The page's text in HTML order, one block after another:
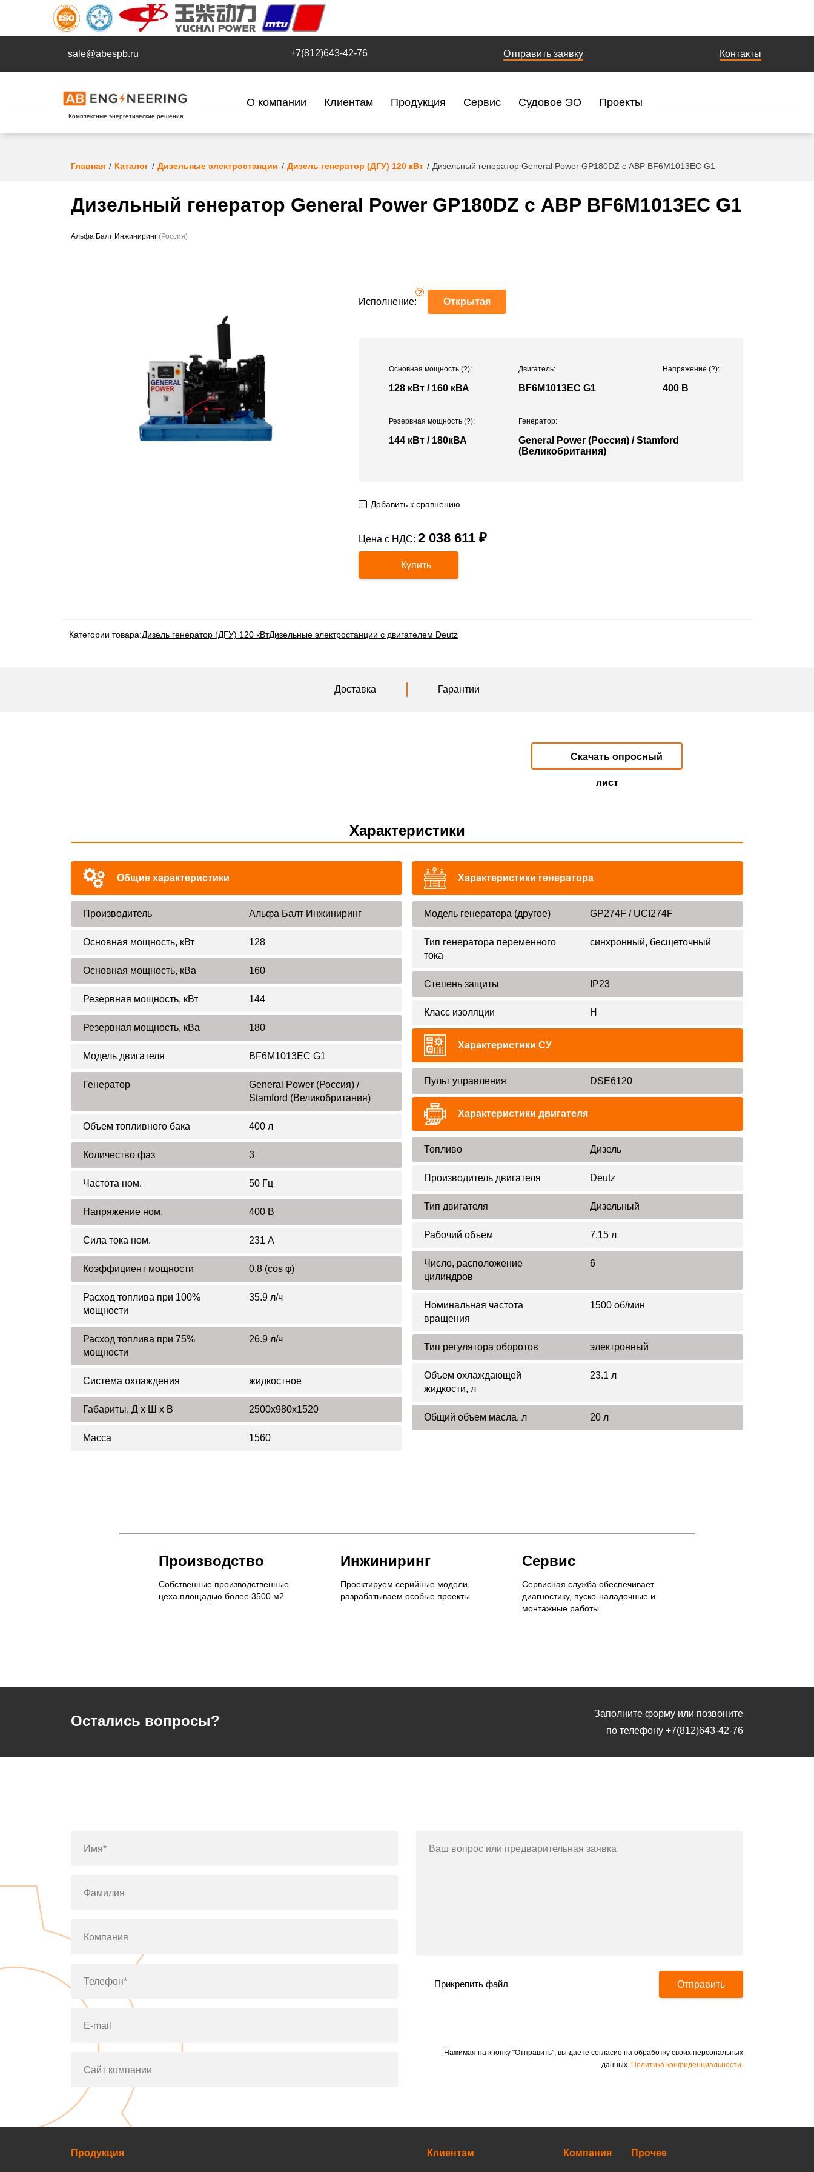
sale@abespb.ru +7(812)643-42-76 Отправить заявку Контакты
Комплексные энергетические решения
О компании Клиентам Продукция Сервис Судовое ЭО Проекты
Главная Каталог Дизельные электростанции Дизель генератор (ДГУ) 120 кВт Дизельный генератор General Power GP180DZ с АВР BF6M1013EC G1
Дизельный генератор General Power GP180DZ с АВР BF6M1013EC G1
Альфа Балт Инжиниринг (Россия)
Исполнение:
?
Открытая
Основная мощность (?):
128 кВт / 160 кВА
Двигатель:
BF6M1013EC G1
Напряжение(?):
400 В
Резервная мощность (?):
144 кВт / 180кВА
Генератор:
General Power (Россия) / Stamford
(Великобритания)
Добавить к сравнению
Цена с НДС: 2 038 611 ₽
Купить
Категории товара:Дизель генератор (ДГУ) 120 кВтДизельные электростанции с двигателем Deutz
Доставка Гарантии
Скачать опросный
лист
Характеристики
Общие характеристики
Производитель Альфа Балт Инжиниринг
Основная мощность, кВт 128
Основная мощность, кВа 160
Резервная мощность, кВт 144
Резервная мощность, кВа 180
Модель двигателя BF6M1013EC G1
Генератор
General Power (Россия) /
Stamford (Великобритания)
Объем топливного бака 400 л
Количество фаз 3
Частота ном. 50 Гц
Напряжение ном. 400 В
Сила тока ном. 231 А
Коэффициент мощности 0.8 (cos φ)
Расход топлива при 100%
мощности
35.9 л/ч
Расход топлива при 75%
мощности
26.9 л/ч
Система охлаждения жидкостное
Габариты, Д x Ш x В 2500x980x1520
Масса 1560
Характеристики генератора
Модель генератора (другое) GP274F / UCI274F
Тип генератора переменного
тока
синхронный, бесщеточный
Степень защиты IP23
Класс изоляции H
Характеристики СУ
Пульт управления DSE6120
Характеристики двигателя
Топливо Дизель
Производитель двигателя Deutz
Тип двигателя Дизельный
Рабочий объем 7.15 л
Число, расположение
цилиндров
6
Номинальная частота
вращения
1500 об/мин
Тип регулятора оборотов электронный
Объем охлаждающей
жидкости, л
23.1 л
Общий объем масла, л 20 л
Производство
Собственные производственные
цеха площадью более 3500 м2
Инжиниринг
Проектируем серийные модели,
разрабатываем особые проекты
Сервис
Сервисная служба обеспечивает
диагностику, пуско-наладочные и
монтажные работы
Остались вопросы?
Заполните форму или позвоните
по телефону +7(812)643-42-76
Имя*
Фамилия
Компания
Телефон*
E-mail
Сайт компании
Ваш вопрос или предварительная заявка
Прикрепить файл Отправить
Нажимая на кнопку "Отправить", вы даете согласие на обработку своих персональных
данных. Политика конфиденциальности.
Продукция Клиентам Компания Прочее